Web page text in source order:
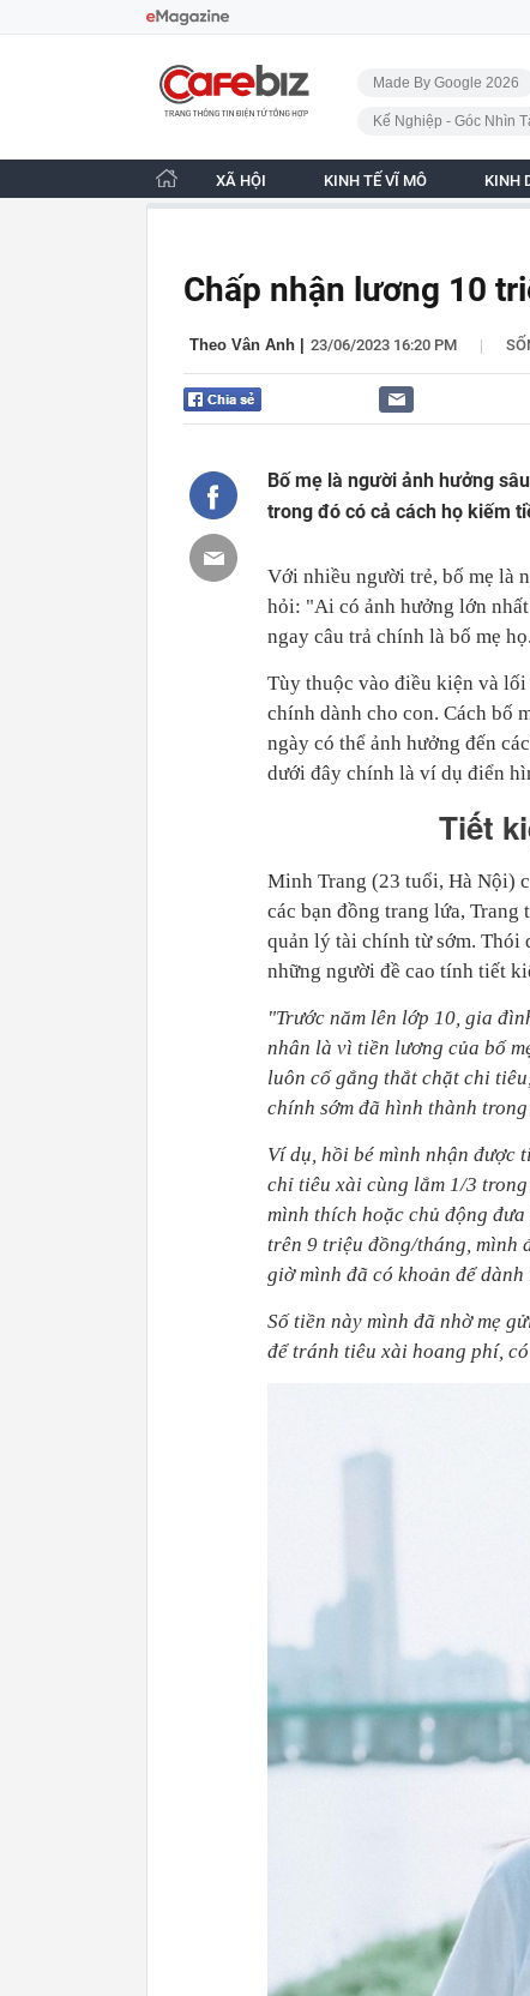
CafeBiz - Trang chủ
Made By Google 2026
Kế Nghiệp - Góc Nhìn
XÃ HỘI KINH TẾ VĨ MÔ KINH
Chấp nhận lương 10
Theo Vân Anh 23/06/2023 16:20 PM |
Bố mẹ là người ảnh hưởng
trong đó có cả cách họ kiếm
Với nhiều người trẻ, bố mẹ là
hỏi: "Ai có ảnh hưởng lớn
ngay câu trả chính là bố mẹ họ.
Tùy thuộc vào điều kiện và
chính dành cho con. Cách bố
ngày có thể ảnh hưởng đến
dưới đây chính là ví dụ điển
Tiết
Minh Trang (23 tuổi, Hà Nội)
các bạn đồng trang lứa,
quản lý tài chính từ sớm. Thói
những người đề cao tính tiết
"Trước năm lên lớp 10, gia
nhân là vì tiền lương của bố
luôn cố gắng thắt chặt chi
chính sớm đã hình thành
Ví dụ, hồi bé mình nhận được
chỉ tiêu xài cùng lắm 1/3 trong
mình thích hoặc chủ động
trên 9 triệu đồng/tháng, mình
giờ mình đã có khoản để
Số tiền này mình đã nhờ mẹ
để tránh tiêu xài hoang phí,